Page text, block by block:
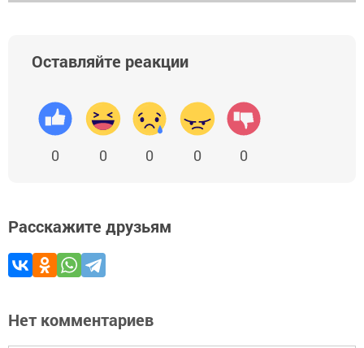
Оставляйте реакции
0 0 0 0 0
Расскажите друзьям
Нет комментариев